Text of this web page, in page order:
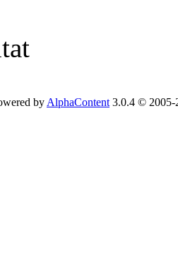
by AlphaContent 3.0.4 © 2005-